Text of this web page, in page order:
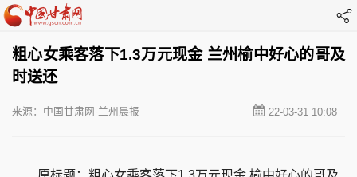
粗心女乘客落下1.3万元现金 兰州榆中好心的哥及
时送还
22-03-31 10:08
来源：中国甘肃网-兰州晨报